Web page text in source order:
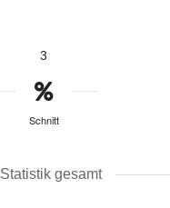
3
Schnitt
Statistik gesamt